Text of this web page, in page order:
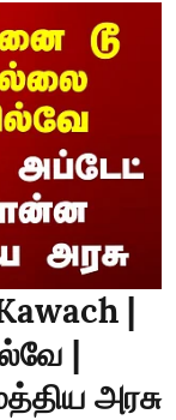
|
|
அரசு